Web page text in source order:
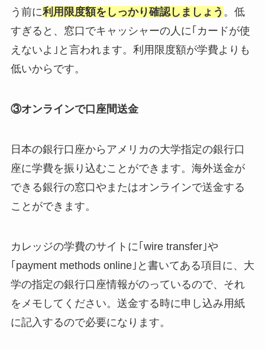
う前に利用限度額をしっかり確認しましょう 。低
すぎると、窓口でキャッシャーの人に｢カードが使
えないよ｣と言われます。利用限度額が学費よりも
低いからです。
③オンラインで口座間送金
日本の銀行口座からアメリカの大学指定の銀行口
座に学費を振り込むことができます。海外送金が
できる銀行の窓口やまたはオンラインで送金する
ことができます。
カレッジの学費のサイトに｢wire transfer｣や
｢payment methods online｣と書いてある項目に、大
学の指定の銀行口座情報がのっているので、それ
をメモしてください。送金する時に申し込み用紙
に記入するので必要になります。